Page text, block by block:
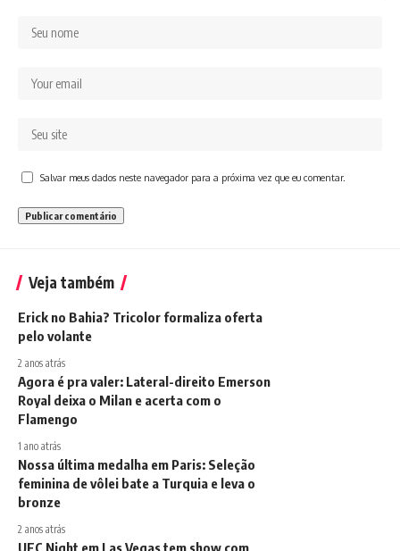
Salvar meus dados neste navegador para a próxima vez que eu comentar.
Veja também
Erick no Bahia? Tricolor formaliza oferta
pelo volante
2 anos atrás
Agora é pra valer: Lateral-direito Emerson
Royal deixa o Milan e acerta com o
Flamengo
1 ano atrás
Nossa última medalha em Paris: Seleção
feminina de vôlei bate a Turquia e leva o
bronze
2 anos atrás
UFC Night em Las Vegas tem show com